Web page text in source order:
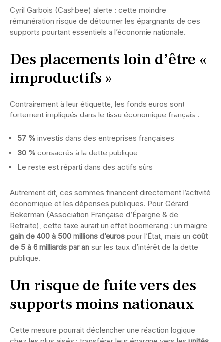
Cyril Garbois (Cashbee) alerte : cette moindre
rémunération risque de détourner les épargnants de ces
supports pourtant essentiels à l’économie nationale.
Des placements loin d’être «
improductifs »
Contrairement à leur étiquette, les fonds euros sont
fortement impliqués dans le tissu économique français :
57 % investis dans des entreprises françaises
30 % consacrés à la dette publique
Le reste est réparti dans des actifs sûrs
Autrement dit, ces sommes financent directement l’activité
économique et les dépenses publiques. Pour Gérard
Bekerman (Association Française d’Épargne & de
Retraite), cette taxe aurait un effet boomerang : un maigre
gain de 400 à 500 millions d’euros pour l’État, mais un coût
de 5 à 6 milliards par an sur les taux d’intérêt de la dette
publique.
Un risque de fuite vers des
supports moins nationaux
Cette mesure pourrait déclencher une réaction logique